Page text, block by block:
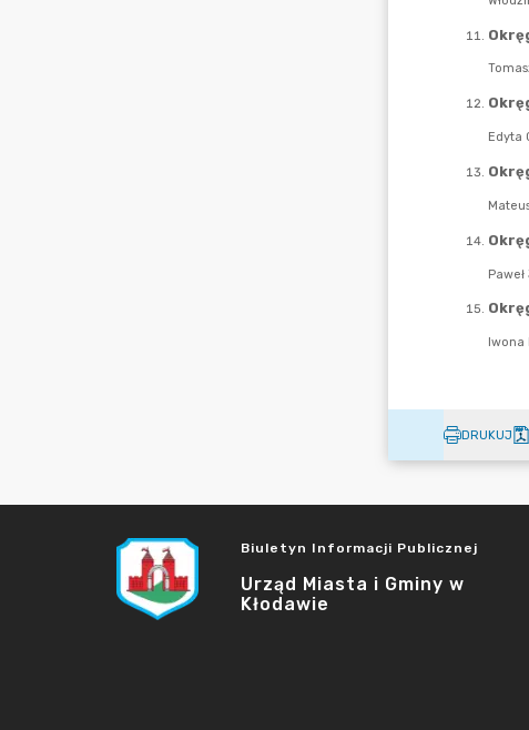
DRUKUJ
Biuletyn Informacji Publicznej
Urząd Miasta i Gminy w
Kłodawie